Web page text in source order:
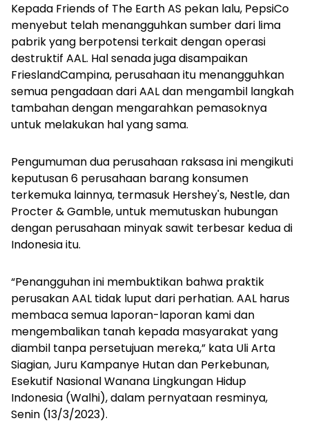
Kepada Friends of The Earth AS pekan lalu, PepsiCo
menyebut telah menangguhkan sumber dari lima
pabrik yang berpotensi terkait dengan operasi
destruktif AAL. Hal senada juga disampaikan
FrieslandCampina, perusahaan itu menangguhkan
semua pengadaan dari AAL dan mengambil langkah
tambahan dengan mengarahkan pemasoknya
untuk melakukan hal yang sama.
Pengumuman dua perusahaan raksasa ini mengikuti
keputusan 6 perusahaan barang konsumen
terkemuka lainnya, termasuk Hershey's, Nestle, dan
Procter & Gamble, untuk memutuskan hubungan
dengan perusahaan minyak sawit terbesar kedua di
Indonesia itu.
“Penangguhan ini membuktikan bahwa praktik
perusakan AAL tidak luput dari perhatian. AAL harus
membaca semua laporan-laporan kami dan
mengembalikan tanah kepada masyarakat yang
diambil tanpa persetujuan mereka,” kata Uli Arta
Siagian, Juru Kampanye Hutan dan Perkebunan,
Esekutif Nasional Wanana Lingkungan Hidup
Indonesia (Walhi), dalam pernyataan resminya,
Senin (13/3/2023).